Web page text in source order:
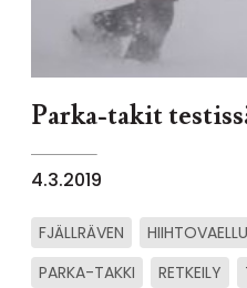
Parka-takit
4.3.2019
FJÄLLRÄVEN
PARKA-TAKKI
RETKEILY